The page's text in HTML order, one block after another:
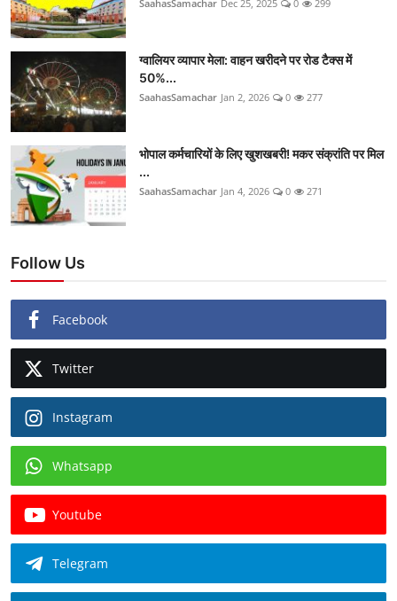
SaahasSamachar Dec 25, 2025 0 299
ग्वालियर व्यापार मेला: वाहन खरीदने पर रोड टैक्स में
50%...
SaahasSamachar Jan 2, 2026 0 277
भोपाल कर्मचारियों के लिए खुशखबरी! मकर संक्रांति पर मिल
...
SaahasSamachar Jan 4, 2026 0 271
Follow Us
Facebook
Twitter
Instagram
Whatsapp
Youtube
Telegram